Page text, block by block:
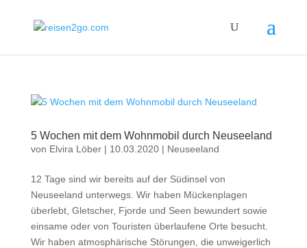
5 Wochen mit dem Wohnmobil durch Neuseeland
von Elvira Löber| 10.03.2020| Neuseeland
12 Tage sind wir bereits auf der Südinsel von
Neuseeland unterwegs. Wir haben Mückenplagen
überlebt, Gletscher, Fjorde und Seen bewundert sowie
einsame oder von Touristen überlaufene Orte besucht.
Wir haben atmosphärische Störungen, die unweigerlich